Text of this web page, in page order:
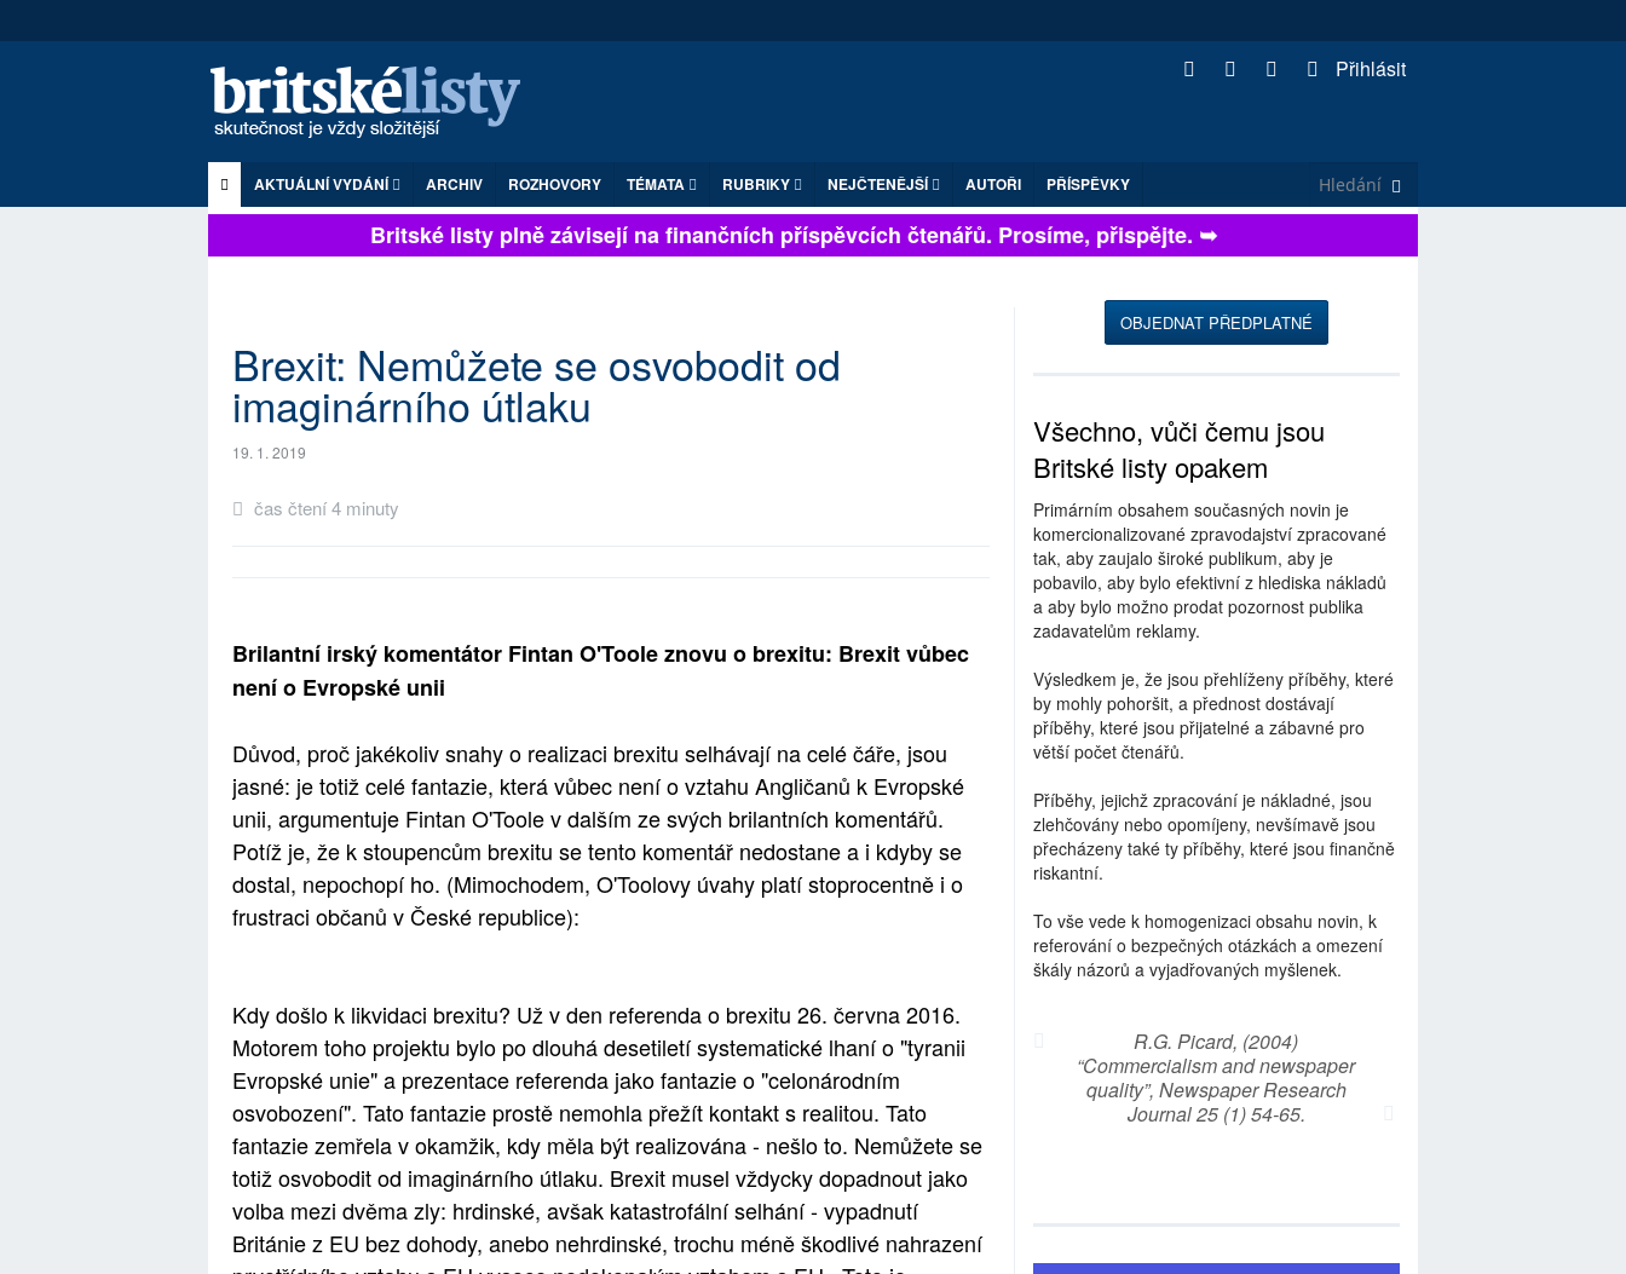
Přihlásit
AKTUÁLNÍ VYDÁNÍ ARCHIV ROZHOVORY TÉMATA RUBRIKY NEJČTENĚJŠÍ AUTOŘI PŘÍSPĚVKY
Britské listy plně závisejí na finančních příspěvcích čtenářů. Prosíme, přispějte. ➥
Brexit: Nemůžete se osvobodit od
imaginárního útlaku
19. 1. 2019
čas čtení 4 minuty
Brilantní irský komentátor Fintan O'Toole znovu o brexitu: Brexit vůbec
není o Evropské unii
Důvod, proč jakékoliv snahy o realizaci brexitu selhávají na celé čáře, jsou
jasné: je totiž celé fantazie, která vůbec není o vztahu Angličanů k Evropské
unii, argumentuje Fintan O'Toole v dalším ze svých brilantních komentářů.
Potíž je, že k stoupencům brexitu se tento komentář nedostane a i kdyby se
dostal, nepochopí ho. (Mimochodem, O'Toolovy úvahy platí stoprocentně i o
frustraci občanů v České republice):
Kdy došlo k likvidaci brexitu? Už v den referenda o brexitu 26. června 2016.
Motorem toho projektu bylo po dlouhá desetiletí systematické lhaní o "tyranii
Evropské unie" a prezentace referenda jako fantazie o "celonárodním
osvobození". Tato fantazie prostě nemohla přežít kontakt s realitou. Tato
fantazie zemřela v okamžik, kdy měla být realizována - nešlo to. Nemůžete se
totiž osvobodit od imaginárního útlaku. Brexit musel vždycky dopadnout jako
volba mezi dvěma zly: hrdinské, avšak katastrofální selhání - vypadnutí
Británie z EU bez dohody, anebo nehrdinské, trochu méně škodlivé nahrazení
OBJEDNAT PŘEDPLATNÉ
Všechno, vůči čemu jsou
Britské listy opakem
Primárním obsahem současných novin je
komercionalizované zpravodajství zpracované
tak, aby zaujalo široké publikum, aby je
pobavilo, aby bylo efektivní z hlediska nákladů
a aby bylo možno prodat pozornost publika
zadavatelům reklamy.
Výsledkem je, že jsou přehlíženy příběhy, které
by mohly pohoršit, a přednost dostávají
příběhy, které jsou přijatelné a zábavné pro
větší počet čtenářů.
Příběhy, jejichž zpracování je nákladné, jsou
zlehčovány nebo opomíjeny, nevšímavě jsou
přecházeny také ty příběhy, které jsou finančně
riskantní.
To vše vede k homogenizaci obsahu novin, k
referování o bezpečných otázkách a omezení
škály názorů a vyjadřovaných myšlenek.
R.G. Picard, (2004)
“Commercialism and newspaper
quality”, Newspaper Research
Journal 25 (1) 54-65.